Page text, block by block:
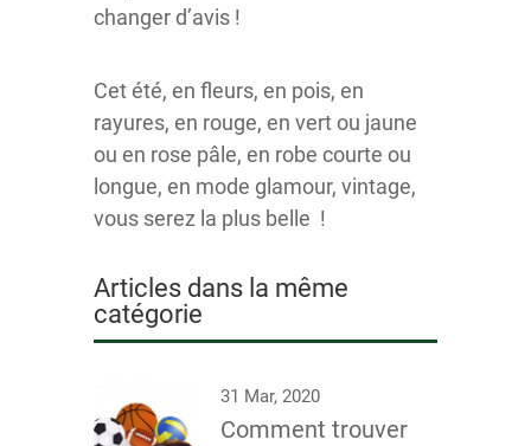
changer d’avis !
Cet été, en fleurs, en pois, en
rayures, en rouge, en vert ou jaune
ou en rose pâle, en robe courte ou
longue, en mode glamour, vintage,
vous serez la plus belle !
Articles dans la même
catégorie
31 Mar, 2020
Comment trouver